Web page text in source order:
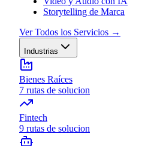
Storytelling de Marca
Ver Todos los Servicios →
Industrias
Bienes Raíces
7 rutas de solucion
Fintech
9 rutas de solucion